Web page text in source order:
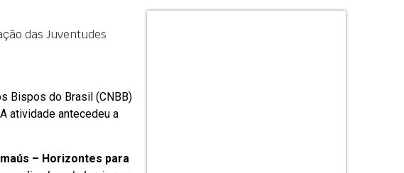
das Juventudes
Bispos do Brasil (CNBB)
atividade antecedeu a
– Horizontes para